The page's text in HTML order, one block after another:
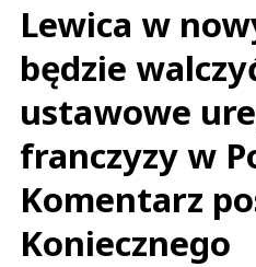
Lewica w
będzie
ustawowe
franczyzy w
Komentarz
Koniecznego